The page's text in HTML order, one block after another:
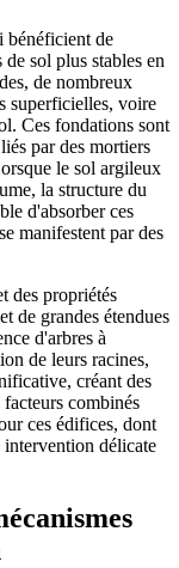
bénéficient de
sol plus stables en
de nombreux
superficielles, voire
Ces fondations sont
par des mortiers
le sol argileux
la structure du
d'absorber ces
manifestent par des
des propriétés
de grandes étendues
d'arbres à
de leurs racines,
créant des
combinés
ces édifices, dont
délicate